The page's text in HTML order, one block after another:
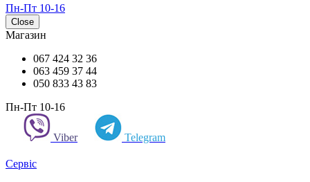
Пн-Пт 10-16
Close
Магазин
067 424 32 36
063 459 37 44
050 833 43 83
Пн-Пт 10-16
Viber Telegram
Сервіс